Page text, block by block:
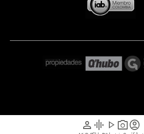
person graphic_eq play_arrow photo_cameraaccount_circle